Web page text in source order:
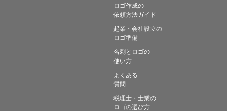
ロゴ作成の
依頼方法ガイド
起業・会社設立の
ロゴ準備
名刺とロゴの
使い方
よくある
質問
税理士・士業の
ロゴの選び方